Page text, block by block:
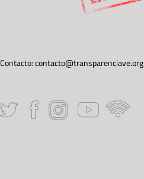
Contacto:contacto@transparenciave.org